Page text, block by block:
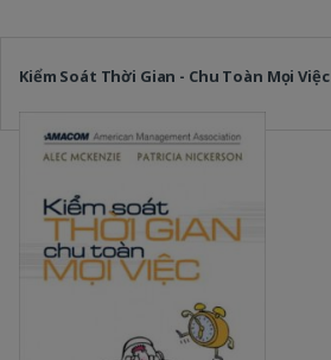
Kiểm Soát Thời Gian - Chu Toàn Mọi Việc